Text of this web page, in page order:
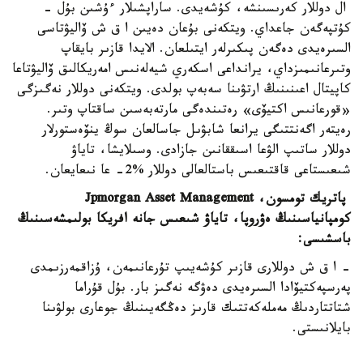
ال دوللار كەرىسىنشە، كۇشەيدى. ساراپشىلار ءۇشىن بۇل -
كۇتپەگەن جاعداي. ويتكەنى بۇعان دەيىن ا ق ش ۆاليۋتاسى
السىرەيدى دەگەن پىكىرلەر ايتىلعان. الايدا قازىر بايقاپ
وتىرعانىمىزداي، يرانداعى اسكەري شيەلەنىس امەريكالىق ۆاليۋتاعا
كاپيتال اعىنىنىڭ ارتۋىنا سەبەپ بولدى. ويتكەنى دوللار نەگىزگى
«قورعانىس اكتيۆى» رەتىندەگى مارتەبەسىن ساقتاپ وتىر.
رەيتەر اگەنتتىگى يرانعا شابۋىل جاسالعان سوڭ ينۆەستورلار
دوللار ساتىپ الۋعا اسىققانىن جازادى. وسىلايشا، تاياۋ
شىعىستاعى قاقتىعىس باستالعالى دوللار %2- عا نىعايعان.
پاتريك تومسون، Jpmorgan Asset Management
كومپانياسىنىڭ ەۋروپا، تاياۋ شىعىس جانە افريكا بولىمشەسىنىڭ
باسشىسى:
- ا ق ش دوللارى قازىر كۇشەيىپ تۇرعانىمەن، ۇزاقمەرزىمدى
پەرسپەكتيۆادا السىرەيدى دەۋگە نەگىز بار. بۇل قۇراما
شتاتتاردىڭ مەملەكەتتىك قارىز دەڭگەيىنىڭ جوعارى بولۋىنا
بايلانىستى.